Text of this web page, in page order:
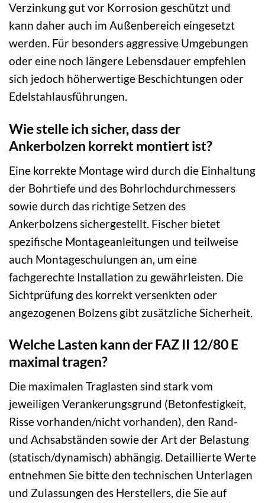
Verzinkung gut vor Korrosion geschützt und
kann daher auch im Außenbereich eingesetzt
werden. Für besonders aggressive Umgebungen
oder eine noch längere Lebensdauer empfehlen
sich jedoch höherwertige Beschichtungen oder
Edelstahlausführungen.
Wie stelle ich sicher, dass der
Ankerbolzen korrekt montiert ist?
Eine korrekte Montage wird durch die Einhaltung
der Bohrtiefe und des Bohrlochdurchmessers
sowie durch das richtige Setzen des
Ankerbolzens sichergestellt. Fischer bietet
spezifische Montageanleitungen und teilweise
auch Montageschulungen an, um eine
fachgerechte Installation zu gewährleisten. Die
Sichtprüfung des korrekt versenkten oder
angezogenen Bolzens gibt zusätzliche Sicherheit.
Welche Lasten kann der FAZ II 12/80 E
maximal tragen?
Die maximalen Traglasten sind stark vom
jeweiligen Verankerungsgrund (Betonfestigkeit,
Risse vorhanden/nicht vorhanden), den Rand-
und Achsabständen sowie der Art der Belastung
(statisch/dynamisch) abhängig. Detaillierte Werte
entnehmen Sie bitte den technischen Unterlagen
und Zulassungen des Herstellers, die Sie auf